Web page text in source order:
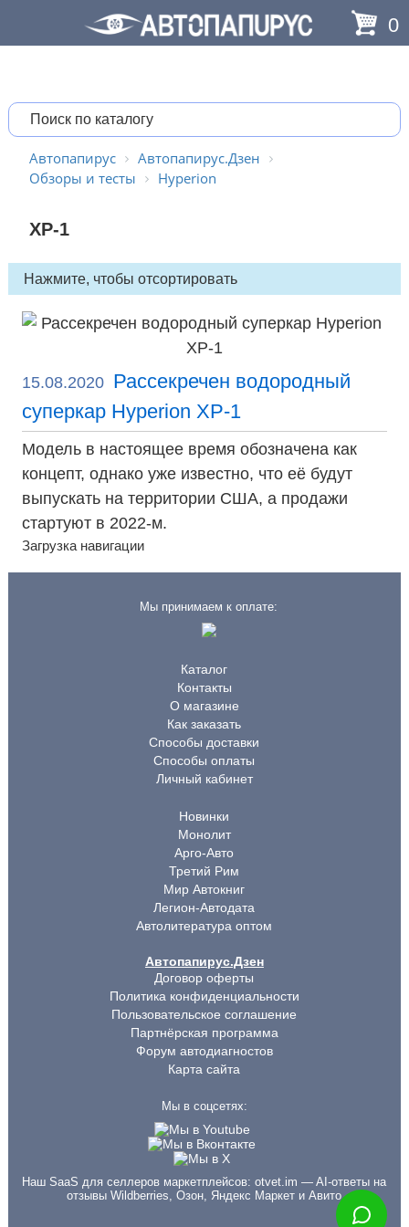
0
Автопапирус
Автопапирус.Дзен
Обзоры и тесты
Hyperion
XP-1
15.08.2020 Рассекречен водородный
суперкар Hyperion XP-1
Модель в настоящее время обозначена как
концепт, однако уже известно, что её будут
выпускать на территории США, а продажи
стартуют в 2022-м.
Загрузка навигации
Мы принимаем к оплате:
Каталог
Контакты
О магазине
Как заказать
Способы доставки
Способы оплаты
Личный кабинет
Новинки
Монолит
Арго-Авто
Третий Рим
Мир Автокниг
Легион-Автодата
Автолитература оптом
Автопапирус.Дзен
Договор оферты
Политика конфиденциальности
Пользовательское соглашение
Партнёрская программа
Форум автодиагностов
Карта сайта
Мы в соцсетях:
Наш SaaS для селлеров маркетплейсов:otvet.im — AI-ответы на
отзывы Wildberries, Озон, Яндекс Маркет и Авито